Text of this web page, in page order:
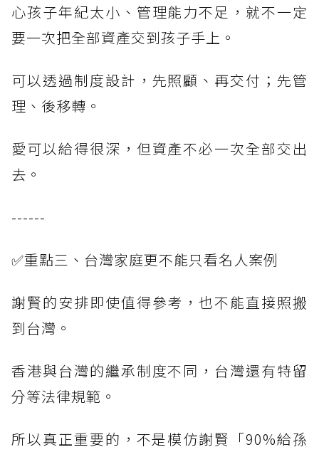
心孩子年紀太小、管理能力不足，就不一定
要一次把全部資產交到孩子手上。
可以透過制度設計，先照顧、再交付；先管
理、後移轉。
愛可以給得很深，但資產不必一次全部交出
去。
------
✅重點三、台灣家庭更不能只看名人案例
謝賢的安排即使值得參考，也不能直接照搬
到台灣。
香港與台灣的繼承制度不同，台灣還有特留
分等法律規範。
所以真正重要的，不是模仿謝賢「90%給孫